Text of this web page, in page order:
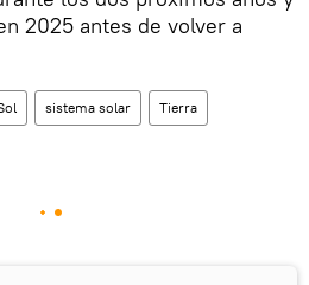
2025 antes de volver a
sistema solar Tierra